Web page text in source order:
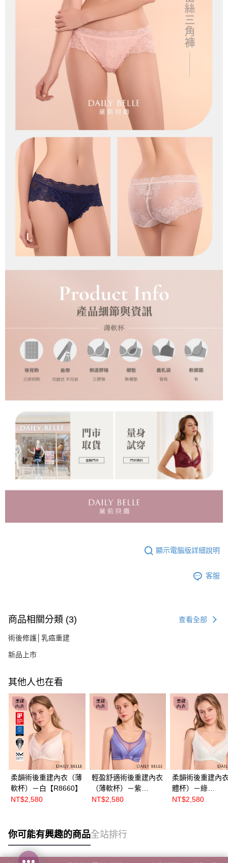
顯示電腦版詳細說明
客服
商品相關分類 (3) 查看全部
術後修護│乳癌重建
新品上市
其他人也在看
柔韻術後重建內衣（薄
軟杯）－白【R8660】
NT$2,580
輕盈舒適術後重建內衣
（薄軟杯）－紫
【R8632】
NT$2,580
柔韻術後重建內
體杯）－綠
【R86601】
NT$2,580
你可能有興趣的商品全站排行